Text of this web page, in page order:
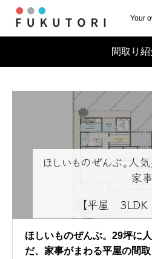
Your
間取り紹
ほしいものぜんぶ。29坪に
だ、家事がまわる平屋の間取